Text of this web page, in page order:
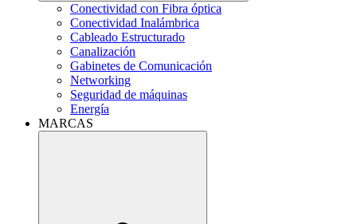
Conectividad con Fibra óptica
Conectividad Inalámbrica
Cableado Estructurado
Canalización
Gabinetes de Comunicación
Networking
Seguridad de máquinas
Energía
MARCAS